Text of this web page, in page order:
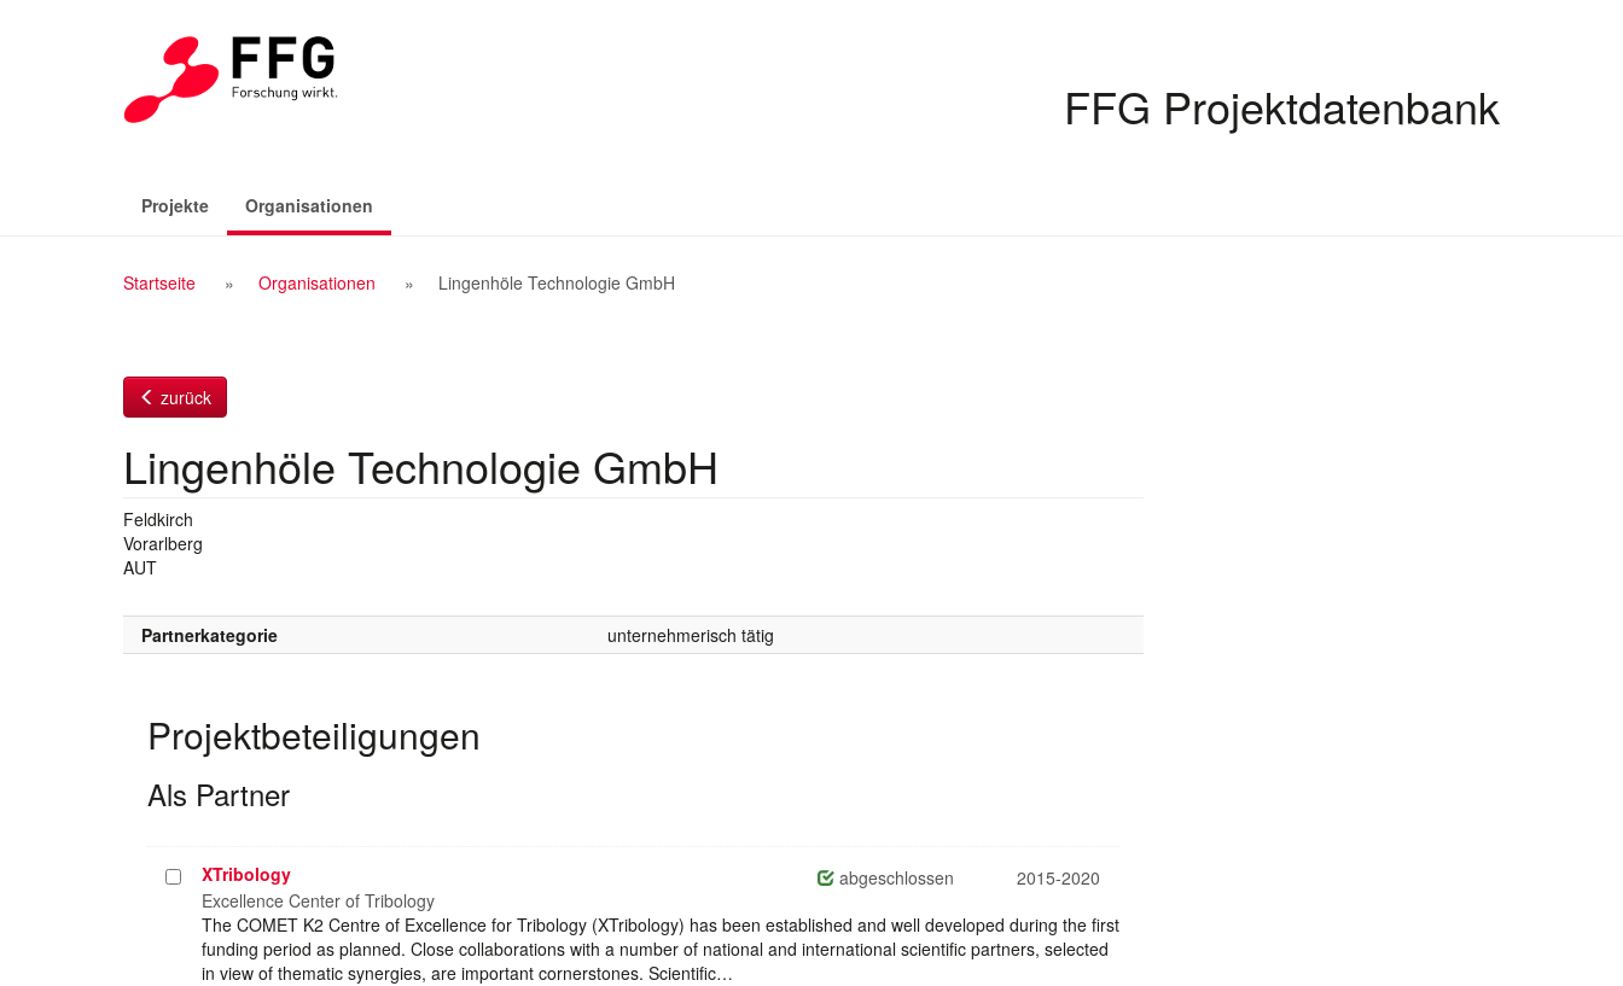
FFG Projektdatenbank
Projekte Organisationen
Breadcrumb
Startseite Organisationen Lingenhöle Technologie GmbH
zurück
Lingenhöle Technologie GmbH
Feldkirch
Vorarlberg
AUT
Partnerkategorie unternehmerisch tätig
Projektbeteiligungen
Als Partner
Projekt
auswählen
XTribology abgeschlossen
2015-2020
Excellence Center of Tribology
The COMET K2 Centre of Excellence for Tribology (XTribology) has been established and well developed during the first
funding period as planned. Close collaborations with a number of national and international scientific partners, selected
in view of thematic synergies, are important cornerstones. Scientific…